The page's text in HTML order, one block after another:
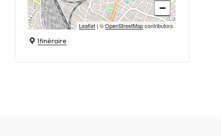
−
Leaflet | ©OpenStreetMapcontributors
Itinéraire